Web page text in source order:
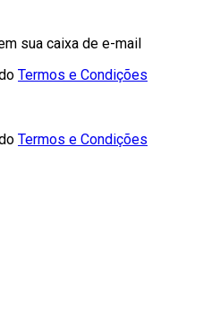
sua caixa de e-mail
Termos e Condições
Termos e Condições